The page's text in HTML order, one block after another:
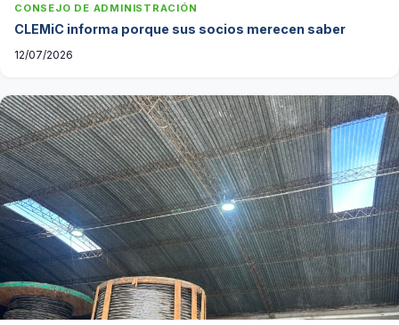
CONSEJO DE ADMINISTRACIÓN
CLEMiC informa porque sus socios merecen saber
12/07/2026